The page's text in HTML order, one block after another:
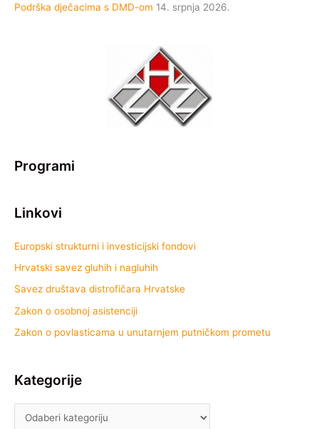
Podrška dječacima s DMD-om 14. srpnja 2026.
Programi
Linkovi
Europski strukturni i investicijski fondovi
Hrvatski savez gluhih i nagluhih
Savez društava distrofičara Hrvatske
Zakon o osobnoj asistenciji
Zakon o povlasticama u unutarnjem putničkom prometu
Kategorije